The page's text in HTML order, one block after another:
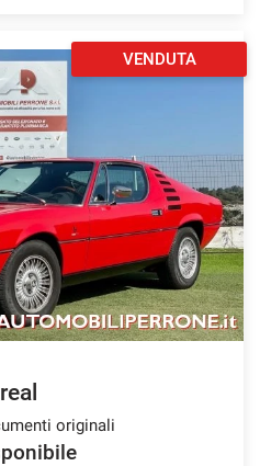
VENDUTA
originali